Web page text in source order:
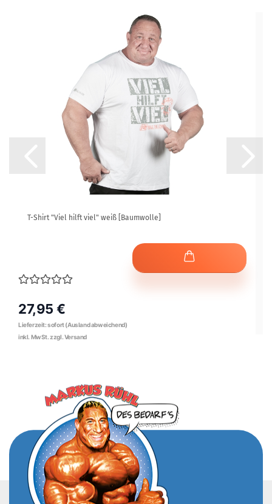
T-Shirt "Viel hilft viel" weiß [Baumwolle]
27,95 €